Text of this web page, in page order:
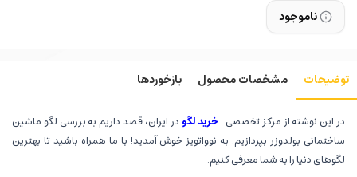
ناموجود
توضیحات مشخصات محصول بازخوردها
در این نوشته از مرکز تخصصی خرید لگو در ایران، قصد داریم به بررسی لگو ماشین
ساختمانی بولدوزر بپردازیم. به نوواتویز خوش آمدید! با ما همراه باشید تا بهترین
لگوهای دنیا را به شما معرفی کنیم.